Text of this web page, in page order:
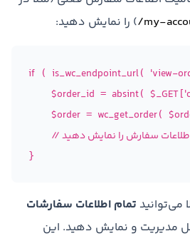
) را نمایش دهید:
if ( is_wc_endpoint_url( 'view-
$order_id = absint( $_GET [
$order = wc_get_order(
سفارش را نمایش دهید
}
می‌توانید تمام اطلاعات سفارشات
مدیریت و نمایش دهید. این